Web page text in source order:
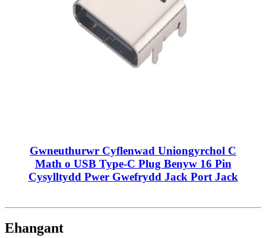
Gwneuthurwr Cyflenwad Uniongyrchol C
Math o USB Type-C Plug Benyw 16 Pin
Cysylltydd Pwer Gwefrydd Jack Port Jack
Ehangant